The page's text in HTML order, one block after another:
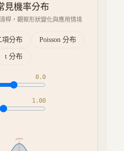
見機率分布
桿，觀察形狀變化與應用情境
項分布 Poisson 分布
t 分布
0.0
1.00
μ=0.0